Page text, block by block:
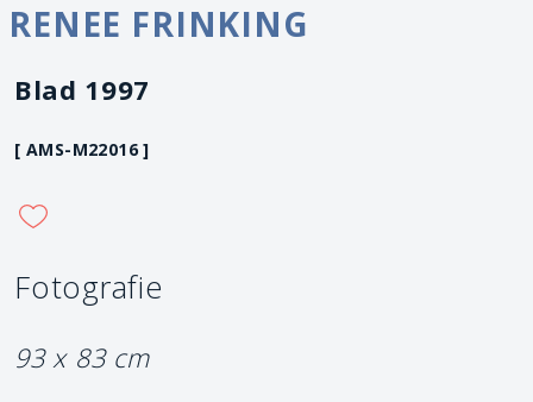
RENEE FRINKING
Blad 1997
[ AMS-M22016 ]
Fotografie
93 x 83 cm